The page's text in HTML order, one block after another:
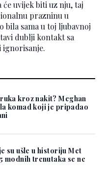
će uvijek biti uz nju, taj
prazninu u
bila sama u toj ljubavnoj
dublji kontakt sa
ignorisanje.
kroz nakit? Meghan
komad koji je pripadao
su ušle u historiju Met
modnih trenutaka se ne